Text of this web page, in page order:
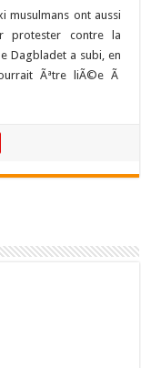
musulmans ont aussi
protester contre la
Dagbladet a subi, en
Ãªtre liÃ©e Ã